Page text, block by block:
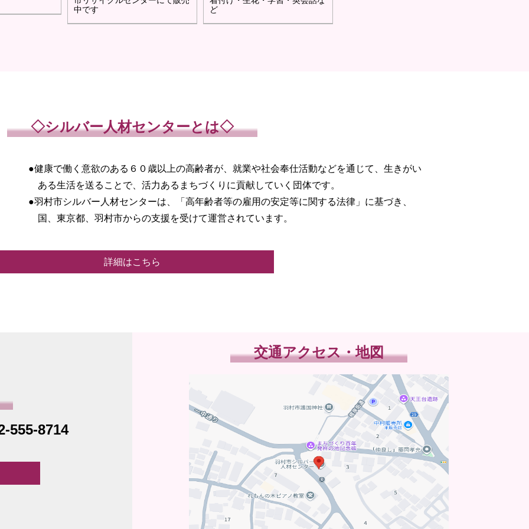
中です
ど
◇シルバー人材センターとは◇
●健康で働く意欲のある６０歳以上の高齢者が、就業や社会奉仕活動などを通じて、生きがい
ある生活を送ることで、活力あるまちづくりに貢献していく団体です。
●羽村市シルバー人材センターは、「高年齢者等の雇用の安定等に関する法律」に基づき、
国、東京都、羽村市からの支援を受けて運営されています。
詳細はこちら
555-8714
交通アクセス・地図